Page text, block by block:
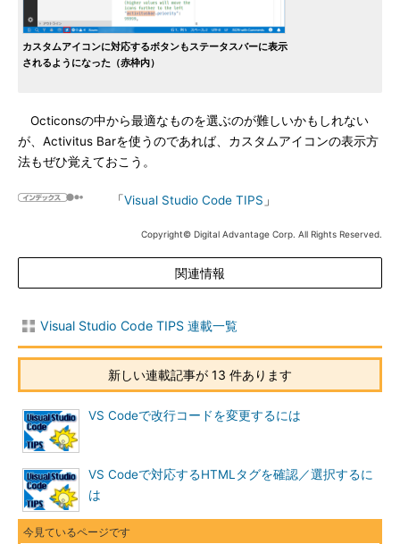
カスタムアイコンに対応するボタンもステータスバーに表示
されるようになった（赤枠内）
Octiconsの中から最適なものを選ぶのが難しいかもしれない
が、Activitus Barを使うのであれば、カスタムアイコンの表示方
法もぜひ覚えておこう。
「Visual Studio Code TIPS 」
Copyright© Digital Advantage Corp. All Rights Reserved.
関連情報
Visual Studio Code TIPS 連載一覧
新しい連載記事が 13 件あります
VS Codeで改行コードを変更するには
VS Codeで対応するHTMLタグを確認／選択するに
は